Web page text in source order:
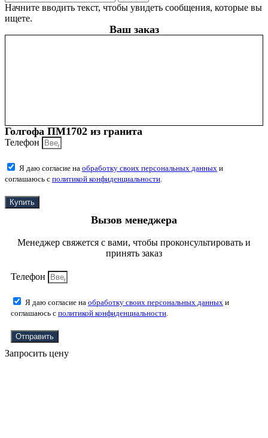
Начните вводить текст, чтобы увидеть сообщения, которые вы
ищете.
Ваш заказ
Голгофа ПМ1702 из гранита
Телефон
Я даю согласие на обработку своих персональных данных и
соглашаюсь с политикой конфиденциальности
Купить
Вызов менеджера
Менеджер свяжется с вами, чтобы проконсультировать и
принять заказ
Телефон
Я даю согласие на обработку своих персональных данных и
соглашаюсь с политикой конфиденциальности
Отправить
Запросить цену